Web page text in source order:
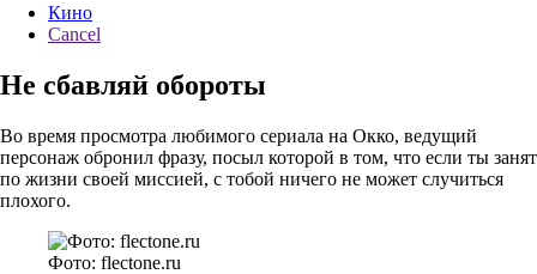
Кино
Cancel
Не сбавляй обороты
Во время просмотра любимого сериала на Окко, ведущий
персонаж обронил фразу, посыл которой в том, что если ты занят
по жизни своей миссией, с тобой ничего не может случиться
плохого.
Фото: flectone.ru